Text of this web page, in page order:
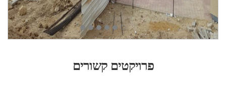
פרויקטים קשורים